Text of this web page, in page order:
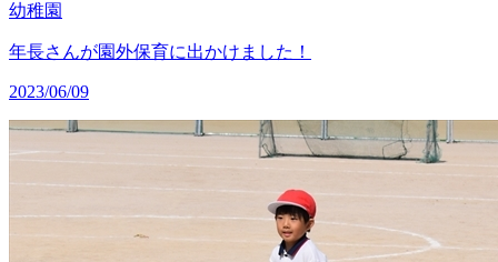
幼稚園
年長さんが園外保育に出かけました！
2023/06/09